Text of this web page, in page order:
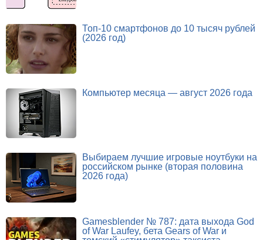
Топ-10 смартфонов до 10 тысяч рублей
(2026 год)
Компьютер месяца — август 2026 года
Выбираем лучшие игровые ноутбуки на
российском рынке (вторая половина
2026 года)
Gamesblender № 787: дата выхода God
of War Laufey, бета Gears of War и